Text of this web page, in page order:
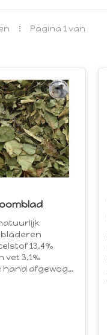
Pagina 1 van
bladeren
13,4%
vet 3,1%
hand afgewogen